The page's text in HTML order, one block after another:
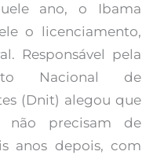
ano, o Ibama
o licenciamento,
Responsável pela
Nacional de
(Dnit) alegou que
não precisam de
anos depois, com